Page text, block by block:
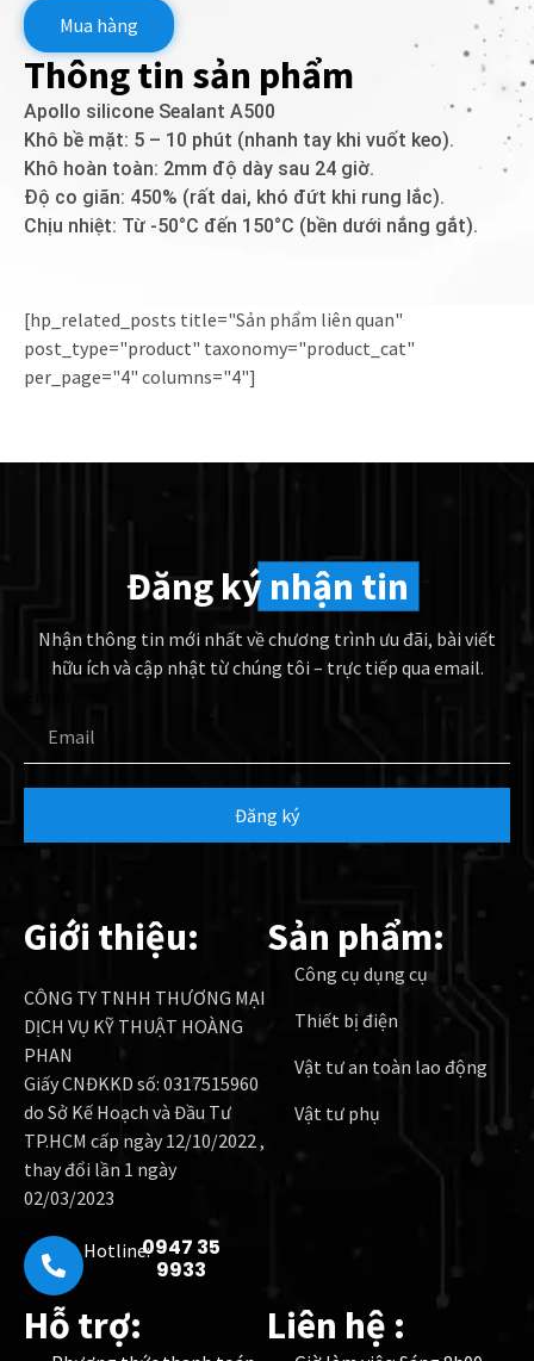
Mua hàng
Thông tin sản phẩm
Apollo silicone Sealant A500
Khô bề mặt: 5 – 10 phút (nhanh tay khi vuốt keo).
Khô hoàn toàn: 2mm độ dày sau 24 giờ.
Độ co giãn: 450% (rất dai, khó đứt khi rung lắc).
Chịu nhiệt: Từ -50°C đến 150°C (bền dưới nắng gắt).
[hp_related_posts title="Sản phẩm liên quan"
post_type="product" taxonomy="product_cat"
per_page="4" columns="4"]
Đăng ký nhận tin
Nhận thông tin mới nhất về chương trình ưu đãi, bài viết
hữu ích và cập nhật từ chúng tôi – trực tiếp qua email.
Đăng ký
Giới thiệu:
CÔNG TY TNHH THƯƠNG MẠI
DỊCH VỤ KỸ THUẬT HOÀNG
PHAN
Giấy CNĐKKD số: 0317515960
do Sở Kế Hoạch và Đầu Tư
TP.HCM cấp ngày 12/10/2022 ,
thay đổi lần 1 ngày
02/03/2023
Hotline:0947 35
9933
Sản phẩm:
Công cụ dụng cụ
Thiết bị điện
Vật tư an toàn lao động
Vật tư phụ
Hỗ trợ: Liên hệ :